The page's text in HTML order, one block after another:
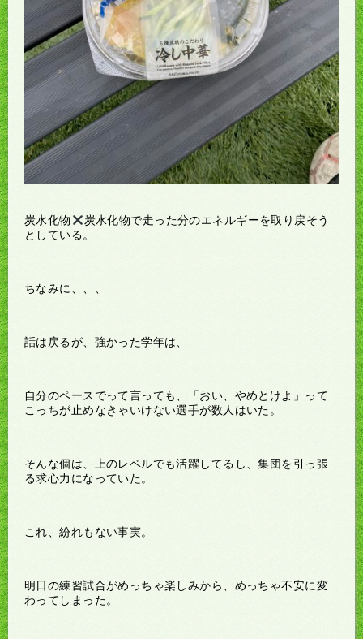
炭水化物
炭水化物で走った分のエネルギーを取り戻そう
としている。
ちなみに、、、
話は戻るが、強かった学年は、
自分のペースでって言っても、「おい、やめとけよ」って
こっちが止めなきゃいけない選手が数人はいた。
そんな個は、上のレベルでも活躍してるし、集団を引っ張
る求心力になっていた。
これ、紛れもない事実。
明日の練習試合がめっちゃ楽しみから、めっちゃ不安に変
わってしまった。